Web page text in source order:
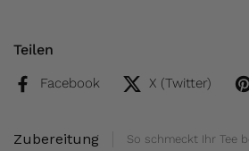
Teilen
Facebook X (Twitter)
Zubereitung So schmeckt Ihr Tee